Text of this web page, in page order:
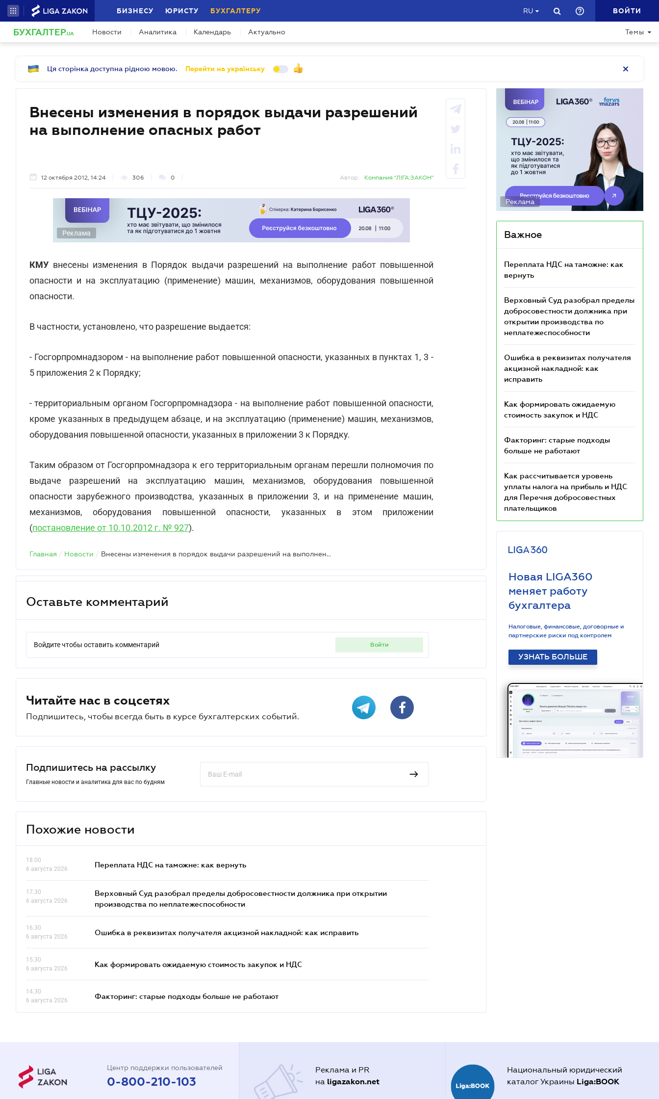
БИЗНЕСУ ЮРИСТУ БУХГАЛТЕРУ RU ВОЙТИ
БУХГАЛТЕР.UA Новости Аналитика Календарь Актуально Темы
Ця сторінка доступна рідною мовою. Перейти на українську
Внесены изменения в порядок выдачи разрешений
на выполнение опасных работ
12 октября 2012, 14:24 306 0 Автор: Компания "ЛІГА:ЗАКОН"
Реклама
КМУ внесены изменения в Порядок выдачи разрешений на выполнение работ повышенной
опасности и на эксплуатацию (применение) машин, механизмов, оборудования повышенной
опасности.
В частности, установлено, что разрешение выдается:
- Госгорпромнадзором - на выполнение работ повышенной опасности, указанных в пунктах 1, 3 -
5 приложения 2 к Порядку;
- территориальным органом Госгорпромнадзора - на выполнение работ повышенной опасности,
кроме указанных в предыдущем абзаце, и на эксплуатацию (применение) машин, механизмов,
оборудования повышенной опасности, указанных в приложении 3 к Порядку.
Таким образом от Госгорпромнадзора к его территориальным органам перешли полномочия по
выдаче разрешений на эксплуатацию машин, механизмов, оборудования повышенной
опасности зарубежного производства, указанных в приложении 3, и на применение машин,
механизмов, оборудования повышенной опасности, указанных в этом приложении
(постановление от 10.10.2012 г. № 927).
Главная / Новости / Внесены изменения в порядок выдачи разрешений на выполнение опасных работ
Оставьте комментарий
Войдите чтобы оставить комментарий войти
Читайте нас в соцсетях
Подпишитесь, чтобы всегда быть в курсе бухгалтерских событий.
Подпишитесь на рассылку
Главные новости и аналитика для вас по будням
Похожие новости
18.00
6 августа 2026
Переплата НДС на таможне: как вернуть
17.30
6 августа 2026
Верховный Суд разобрал пределы добросовестности должника при открытии
производства по неплатежеспособности
16.30
6 августа 2026
Ошибка в реквизитах получателя акцизной накладной: как исправить
15.30
6 августа 2026
Как формировать ожидаемую стоимость закупок и НДС
14.30
6 августа 2026
Факторинг: старые подходы больше не работают
Реклама
Важное
Переплата НДС на таможне: как
вернуть
Верховный Суд разобрал пределы
добросовестности должника при
открытии производства по
неплатежеспособности
Ошибка в реквизитах получателя
акцизной накладной: как
исправить
Как формировать ожидаемую
стоимость закупок и НДС
Факторинг: старые подходы
больше не работают
Как рассчитывается уровень
уплаты налога на прибыль и НДС
для Перечня добросовестных
плательщиков
Новая LIGA360
меняет работу
бухгалтера
Налоговые, финансовые, договорные и
партнерские риски под контролем
УЗНАТЬ БОЛЬШЕ
Центр поддержки пользователей
0-800-210-103
Реклама и PR
на ligazakon.net
Национальный юридический
каталог Украины Liga:BOOK